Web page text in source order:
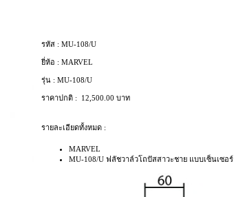
รหัส : MU-108/U
ยี่ห้อ : MARVEL
รุ่น : MU-108/U
ราคาปกติ : 12,500.00 บาท
รายละเอียดทั้งหมด :
MARVEL
MU-108/U ฟลัชวาล์วโถปัสสาวะชาย แบบเซ็นเซอร์